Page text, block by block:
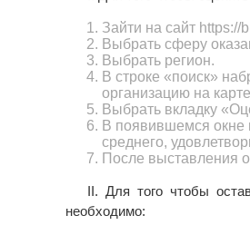
Зайти на сайт https://
Выбрать сферу
Выбрать регион.
В строке «поиск»
организацию на
Выбрать вкладку
В появившемся окне
среднего,
После выставления
II. Для того чтобы
необходимо: